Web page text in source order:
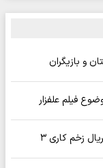
و بازیگران
فیلم علفزار
زخم کاری ۳